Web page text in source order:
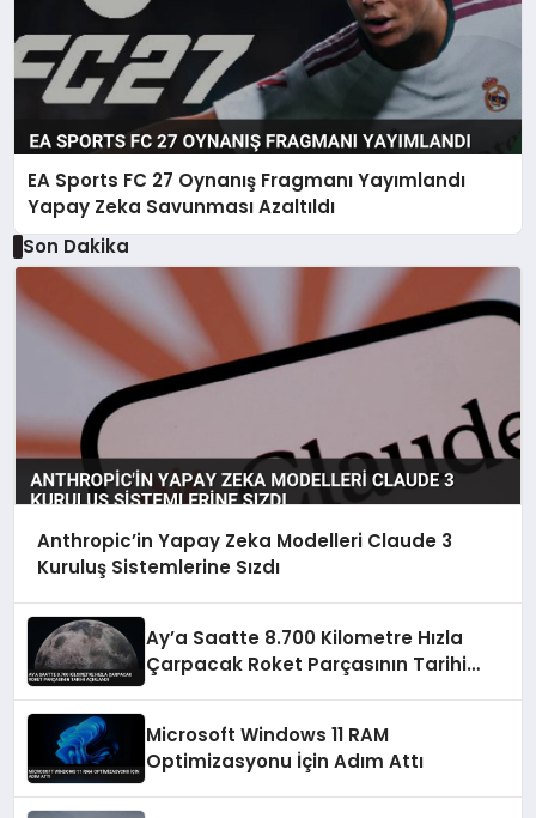
EA Sports FC 27 Oynanış Fragmanı Yayımlandı
Yapay Zeka Savunması Azaltıldı
Son Dakika
Anthropic’in Yapay Zeka Modelleri Claude 3
Kuruluş Sistemlerine Sızdı
Ay’a Saatte 8.700 Kilometre Hızla
Çarpacak Roket Parçasının Tarihi
Microsoft Windows 11 RAM
Optimizasyonu İçin Adım Attı